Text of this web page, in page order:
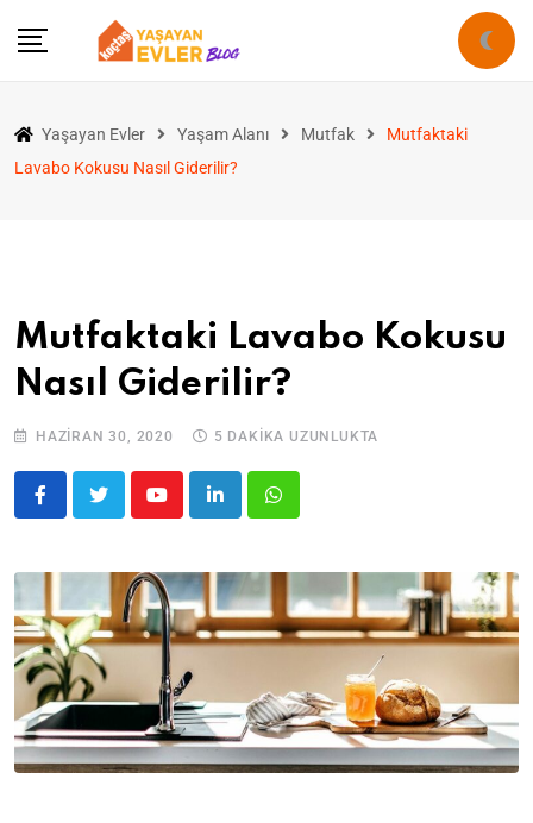
Yaşayan Evler Yaşam Alanı Mutfak
Mutfaktaki
Lavabo Kokusu Nasıl Giderilir?
Mutfaktaki Lavabo Kokusu
Nasıl Giderilir?
HAZIRAN 30, 2020 5 DAKIKA UZUNLUKTA